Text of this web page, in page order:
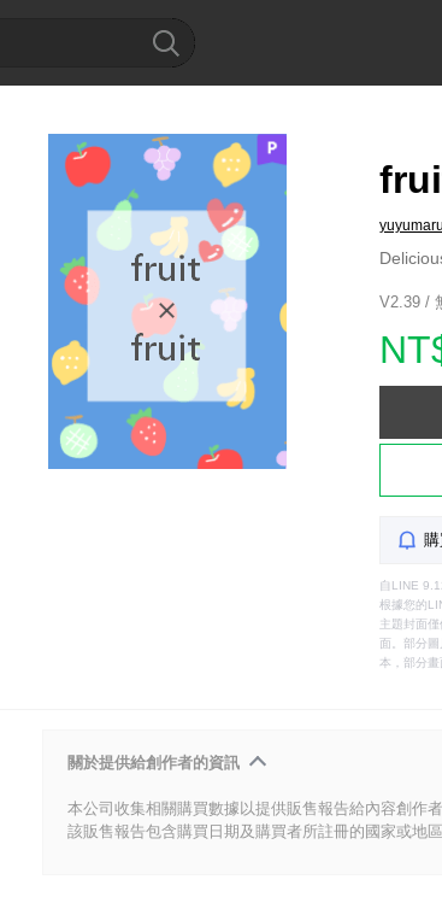
yuyumaru
V2.39 /
自LINE
根據您的
主題封面
面。部分
本，部分畫
關於提供給創作者的資訊
本公司收集相關購買數據以提供販售報告給內容創作者
該販售報告包含購買日期及購買者所註冊的國家或地